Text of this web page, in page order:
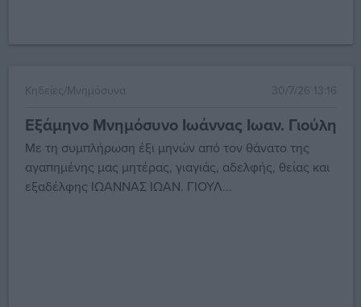
Κηδείες/Μνημόσυνα 30/7/26 13:16
Εξάμηνο Μνημόσυνο Ιωάννας Ιωαν. Γιούλη
Με τη συμπλήρωση έξι μηνών από τον θάνατο της
αγαπημένης μας μητέρας, γιαγιάς, αδελφής, θείας και
εξαδέλφης ΙΩΑΝΝΑΣ ΙΩΑΝ. ΓΙΟΥΛ...